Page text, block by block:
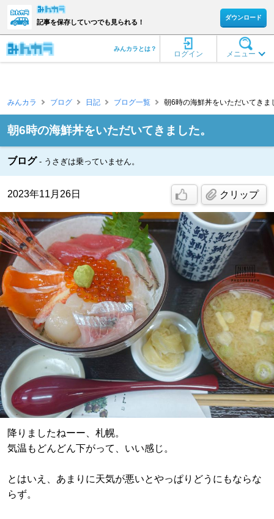
記事を保存していつでも見られる！
ダウンロード
メニュー
ログイン
みんカラとは？
みんカラ ブログ 日記 ブログ一覧 朝6時の海鮮丼をいただいてきま
朝6時の海鮮丼をいただいてきました。
ブログ うさぎは乗っていません。
2023年11月26日 クリップ
降りましたねーー、札幌。
気温もどんどん下がって、いい感じ。
とはいえ、あまりに天気が悪いとやっぱりどうにもならな
らず。